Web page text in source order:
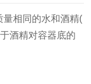
量相同的水和酒精(
酒精对容器底的